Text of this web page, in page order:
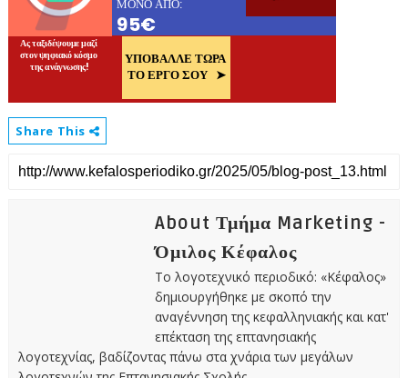
Share This
About Τμήμα Marketing -
Όμιλος Κέφαλος
Το λογοτεχνικό περιοδικό: «Κέφαλος»
δημιουργήθηκε με σκοπό την
αναγέννηση της κεφαλληνιακής και κατ'
επέκταση της επτανησιακής
λογοτεχνίας, βαδίζοντας πάνω στα χνάρια των μεγάλων